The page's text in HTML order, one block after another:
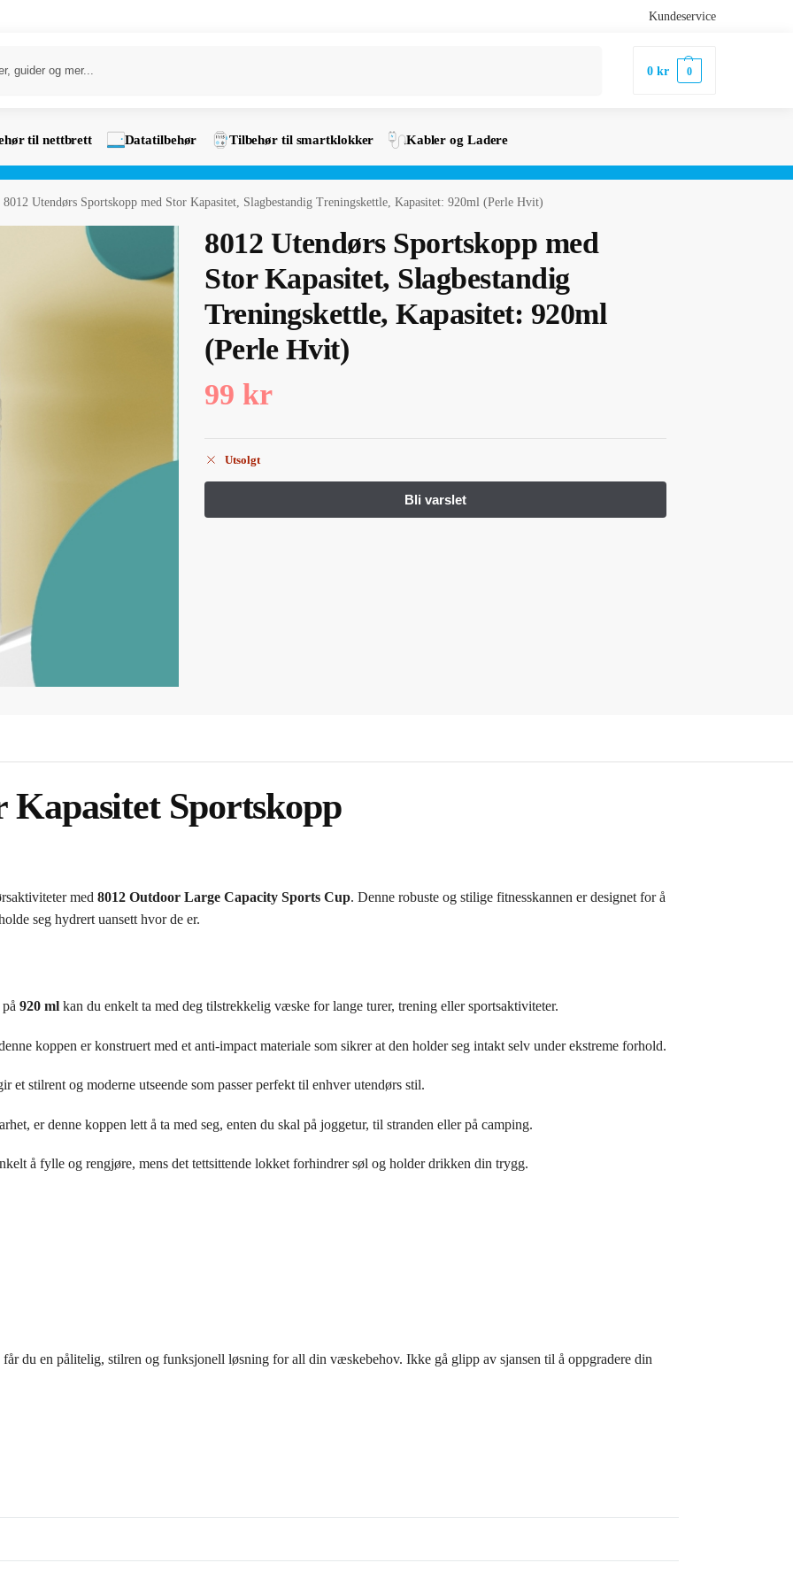
Kundeservice
0kr 0
til nettbrett Datatilbehør Tilbehør til smartklokker Kabler og Ladere
8012 Utendørs Sportskopp med Stor Kapasitet, Slagbestandig Treningskettle, Kapasitet: 920ml (Perle Hvit)
8012 Utendørs Sportskopp med
Stor Kapasitet, Slagbestandig
Treningskettle, Kapasitet: 920ml
(Perle Hvit)
99 kr
Utsolgt
Kapasitet Sportskopp
med 8012 Outdoor Large Capacity Sports Cup. Denne robuste og stilige fitnesskannen er designet for å
seg hydrert uansett hvor de er.
920 mlkan du enkelt ta med deg tilstrekkelig væske for lange turer, trening eller sportsaktiviteter.
koppen er konstruert med et anti-impact materiale som sikrer at den holder seg intakt selv under ekstreme forhold.
et stilrent og moderne utseende som passer perfekt til enhver utendørs stil.
er denne koppen lett å ta med seg, enten du skal på joggetur, til stranden eller på camping.
å fylle og rengjøre, mens det tettsittende lokket forhindrer søl og holder drikken din trygg.
får du en pålitelig, stilren og funksjonell løsning for all din væskebehov. Ikke gå glipp av sjansen til å oppgradere din